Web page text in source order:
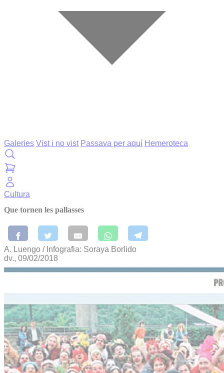
Galeries Vist i no vist Passava per aquí Hemeroteca
Cultura
Que tornen les pallasses
A. Luengo / Infografia: Soraya Borlido
dv., 09/02/2018